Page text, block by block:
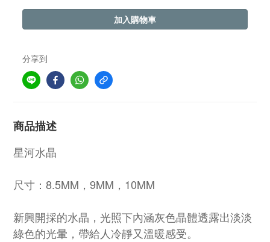
加入購物車
分享到
商品描述
星河水晶
尺寸： 8.5MM，9MM，10MM
新興開採的水晶，光照下內涵灰色晶體透露出淡淡
綠色的光暈，帶給人冷靜又溫暖感受。